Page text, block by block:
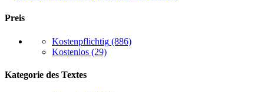
Preis
Kostenpflichtig (886)
Kostenlos (29)
Kategorie des Textes